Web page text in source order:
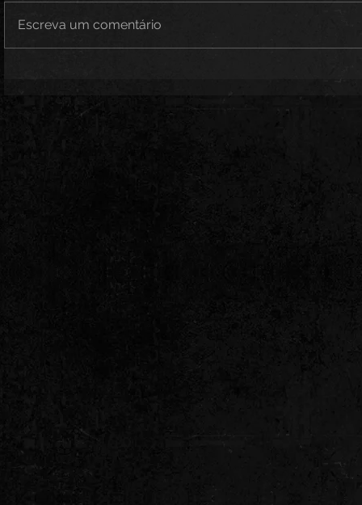
Escreva um comentário